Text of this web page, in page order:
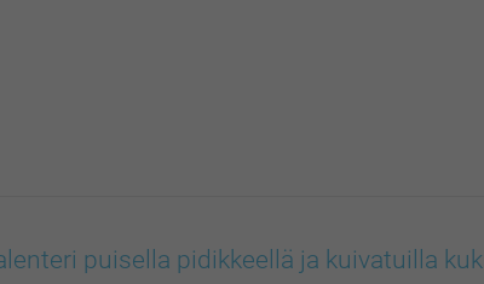
puisella pidikkeellä ja kuivatuilla